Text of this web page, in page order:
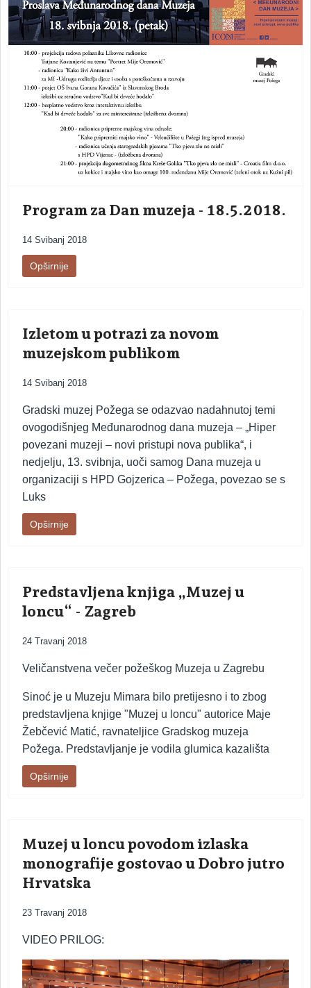
Program za Dan muzeja - 18.5.2018.
14 Svibanj 2018
Opširnije
Izletom u potrazi za novom
muzejskom publikom
14 Svibanj 2018
Gradski muzej Požega se odazvao nadahnutoj temi
ovogodišnjeg Međunarodnog dana muzeja – „Hiper
povezani muzeji – novi pristupi nova publika“, i
nedjelju, 13. svibnja, uoči samog Dana muzeja u
organizaciji s HPD Gojzerica – Požega, povezao se s
Luks
Opširnije
Predstavljena knjiga „Muzej u
loncu“ - Zagreb
24 Travanj 2018
Veličanstvena večer požeškog Muzeja u Zagrebu
Sinoć je u Muzeju Mimara bilo pretijesno i to zbog
predstavljena knjige "Muzej u loncu" autorice Maje
Žebčević Matić, ravnateljice Gradskog muzeja
Požega. Predstavljanje je vodila glumica kazališta
Opširnije
Muzej u loncu povodom izlaska
monografije gostovao u Dobro jutro
Hrvatska
23 Travanj 2018
VIDEO PRILOG: